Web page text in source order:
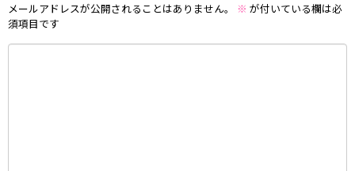
メールアドレスが公開されることはありません。 ※ が付いている欄は必
須項目です